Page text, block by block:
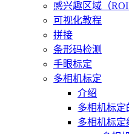
感兴趣区域（
可视化教程
拼接
条形码检测
手眼标定
多相机标定
介绍
多相机标定
多相机标定